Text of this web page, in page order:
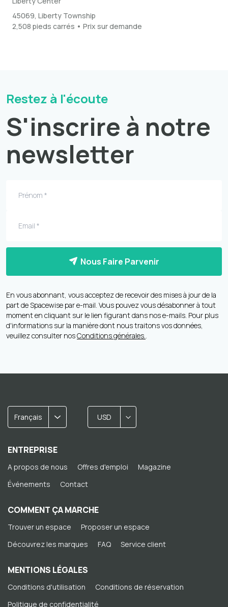
45069, Liberty Township
2,508 pieds carrés • Prix sur demande
Restez à l'écoute
S'inscrire à notre
newsletter
Nous Faire Parvenir
En vous abonnant, vous acceptez de recevoir des mises à jour de la
part de Spacewise par e-mail. Vous pouvez vous désabonner à tout
moment en cliquant sur le lien figurant dans nos e-mails. Pour plus
d'informations sur la manière dont nous traitons vos données,
veuillez consulter nosConditions générales..
Français USD
ENTREPRISE
A propos de nous Offres d'emploi
Magazine
Événements
Contact
COMMENT ÇA MARCHE
Trouver un espace
Proposer un espace
Découvrez les marques
FAQ Service client
MENTIONS LÉGALES
Conditions d'utilisation
Conditions de réservation
Politique de confidentialité